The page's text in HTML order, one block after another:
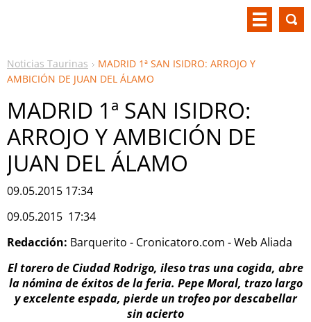
Noticias Taurinas
MADRID 1ª SAN ISIDRO: ARROJO Y
AMBICIÓN DE JUAN DEL ÁLAMO
MADRID 1ª SAN ISIDRO:
ARROJO Y AMBICIÓN DE
JUAN DEL ÁLAMO
09.05.2015 17:34
09.05.2015 17:34
Redacción: Barquerito - Cronicatoro.com - Web Aliada
El torero de Ciudad Rodrigo, ileso tras una cogida, abre
la nómina de éxitos de la feria. Pepe Moral, trazo largo
y excelente espada, pierde un trofeo por descabellar
sin acierto